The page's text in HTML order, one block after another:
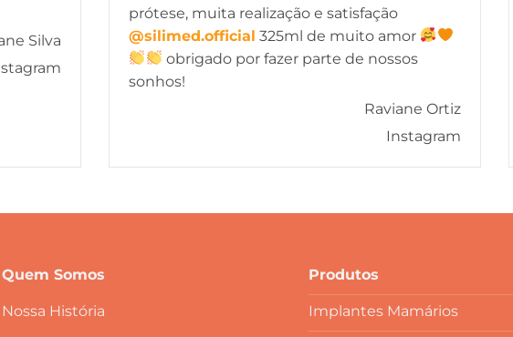
Silva
prótese, muita realização e satisfação
@silimed.official 325ml de muito amor
obrigado por fazer parte de nossos
sonhos!
Raviane Ortiz
Instagram
Quem Somos
Nossa História
Produtos
Implantes Mamários